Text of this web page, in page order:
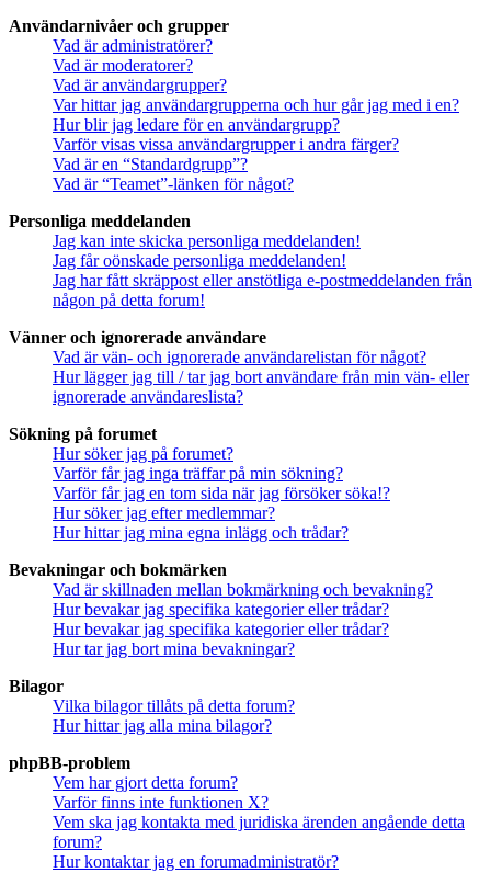
Användarnivåer och grupper
Vad är administratörer?
Vad är moderatorer?
Vad är användargrupper?
Var hittar jag användargrupperna och hur går jag med i en?
Hur blir jag ledare för en användargrupp?
Varför visas vissa användargrupper i andra färger?
Vad är en “Standardgrupp”?
Vad är “Teamet”-länken för något?
Personliga meddelanden
Jag kan inte skicka personliga meddelanden!
Jag får oönskade personliga meddelanden!
Jag har fått skräppost eller anstötliga e-postmeddelanden från
någon på detta forum!
Vänner och ignorerade användare
Vad är vän- och ignorerade användarelistan för något?
Hur lägger jag till / tar jag bort användare från min vän- eller
ignorerade användareslista?
Sökning på forumet
Hur söker jag på forumet?
Varför får jag inga träffar på min sökning?
Varför får jag en tom sida när jag försöker söka!?
Hur söker jag efter medlemmar?
Hur hittar jag mina egna inlägg och trådar?
Bevakningar och bokmärken
Vad är skillnaden mellan bokmärkning och bevakning?
Hur bevakar jag specifika kategorier eller trådar?
Hur bevakar jag specifika kategorier eller trådar?
Hur tar jag bort mina bevakningar?
Bilagor
Vilka bilagor tillåts på detta forum?
Hur hittar jag alla mina bilagor?
phpBB-problem
Vem har gjort detta forum?
Varför finns inte funktionen X?
Vem ska jag kontakta med juridiska ärenden angående detta
forum?
Hur kontaktar jag en forumadministratör?